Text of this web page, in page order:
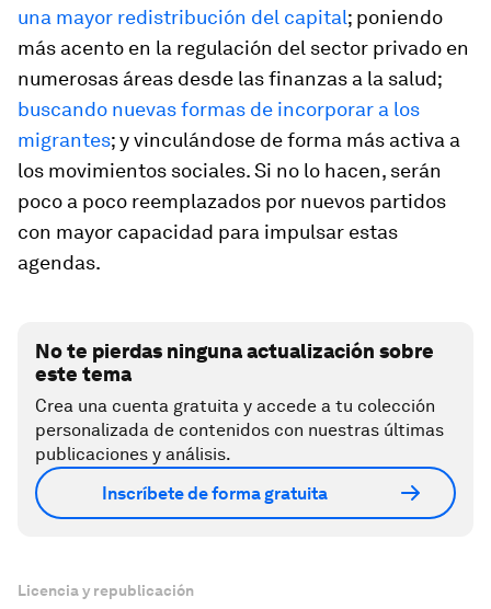
una mayor redistribución del capital; poniendo
más acento en la regulación del sector privado en
numerosas áreas desde las finanzas a la salud;
buscando nuevas formas de incorporar a los
migrantes; y vinculándose de forma más activa a
los movimientos sociales. Si no lo hacen, serán
poco a poco reemplazados por nuevos partidos
con mayor capacidad para impulsar estas
agendas.
No te pierdas ninguna actualización sobre
este tema
Crea una cuenta gratuita y accede a tu colección
personalizada de contenidos con nuestras últimas
publicaciones y análisis.
Inscríbete de forma gratuita
Licencia y republicación